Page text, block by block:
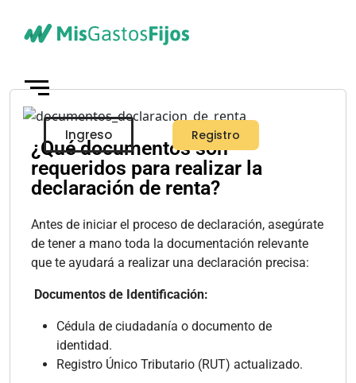
Ingreso Registro
Skip to main content
¿Qué documentos son
requeridos para realizar la
declaración de renta?
Antes de iniciar el proceso de declaración, asegúrate
de tener a mano toda la documentación relevante
que te ayudará a realizar una declaración precisa:
Documentos de Identificación:
Cédula de ciudadanía o documento de
identidad.
Registro Único Tributario (RUT) actualizado.